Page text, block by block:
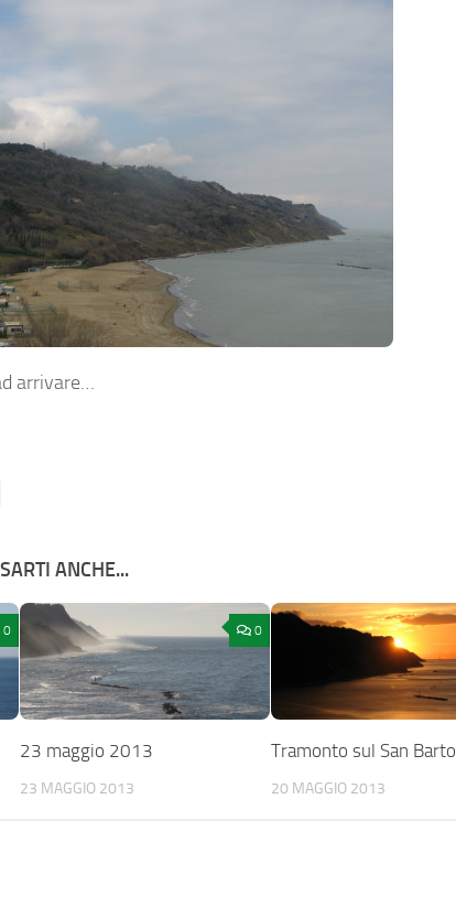
arrivare…
ANCHE...
0 0
23 maggio 2013
23 MAGGIO 2013
Tramonto sul San
20 MAGGIO 2013